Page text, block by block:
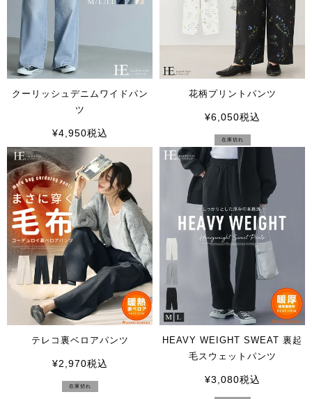
クーリッシュデニムワイドパン
ツ
¥4,950税込
花柄プリントパンツ
¥6,050税込
在庫切れ
テレコ裏ベロアパンツ
¥2,970税込
在庫切れ
HEAVY WEIGHT SWEAT 裏起
毛スウェットパンツ
¥3,080税込